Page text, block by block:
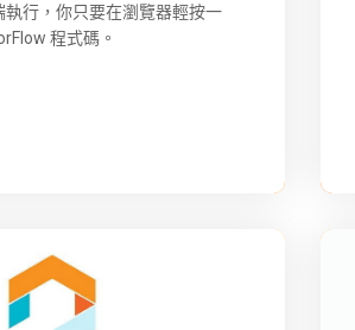
行，你只要在瀏覽器輕按一
程式碼。